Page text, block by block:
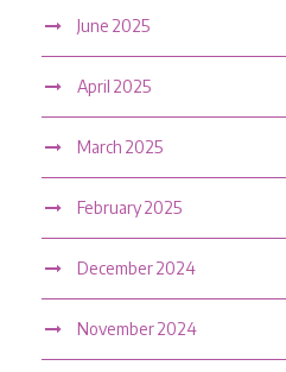
June 2025
April 2025
March 2025
February 2025
December 2024
November 2024